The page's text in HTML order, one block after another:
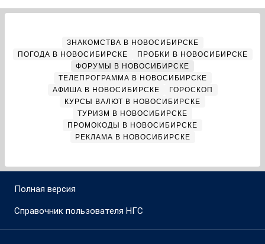
ЗНАКОМСТВА В НОВОСИБИРСКЕ
ПОГОДА В НОВОСИБИРСКЕ
ПРОБКИ В НОВОСИБИРСКЕ
ФОРУМЫ В НОВОСИБИРСКЕ
ТЕЛЕПРОГРАММА В НОВОСИБИРСКЕ
АФИША В НОВОСИБИРСКЕ
ГОРОСКОП
КУРСЫ ВАЛЮТ В НОВОСИБИРСКЕ
ТУРИЗМ В НОВОСИБИРСКЕ
ПРОМОКОДЫ В НОВОСИБИРСКЕ
РЕКЛАМА В НОВОСИБИРСКЕ
Полная версия
Справочник пользователя НГС